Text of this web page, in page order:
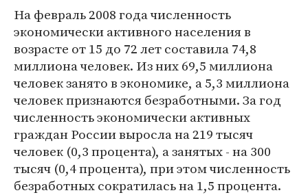
На февраль 2008 года численность
экономически активного населения в
возрасте от 15 до 72 лет составила 74,8
миллиона человек. Из них 69,5 миллиона
человек занято в экономике, а 5,3 миллиона
человек признаются безработными. За год
численность экономически активных
граждан России выросла на 219 тысяч
человек (0,3 процента), а занятых - на 300
тысяч (0,4 процента), при этом численность
безработных сократилась на 1,5 процента.